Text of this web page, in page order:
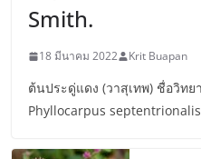
Smith.
18 มีนาคม 2022 Krit Buapan
ต้นประดู่แดง (วาสุเทพ) ชื่อวิทย
Phyllocarpus